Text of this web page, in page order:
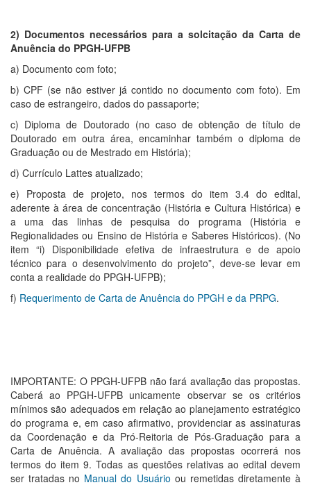
2) Documentos necessários para a solcitação da Carta de
Anuência do PPGH-UFPB
a) Documento com foto;
b) CPF (se não estiver já contido no documento com foto). Em
caso de estrangeiro, dados do passaporte;
c) Diploma de Doutorado (no caso de obtenção de título de
Doutorado em outra área, encaminhar também o diploma de
Graduação ou de Mestrado em História);
d) Currículo Lattes atualizado;
e) Proposta de projeto, nos termos do item 3.4 do edital,
aderente à área de concentração (História e Cultura Histórica) e
a uma das linhas de pesquisa do programa (História e
Regionalidades ou Ensino de História e Saberes Históricos). (No
item “i) Disponibilidade efetiva de infraestrutura e de apoio
técnico para o desenvolvimento do projeto”, deve-se levar em
conta a realidade do PPGH-UFPB);
f) Requerimento de Carta de Anuência do PPGH e da PRPG.
IMPORTANTE: O PPGH-UFPB não fará avaliação das propostas.
Caberá ao PPGH-UFPB unicamente observar se os critérios
mínimos são adequados em relação ao planejamento estratégico
do programa e, em caso afirmativo, providenciar as assinaturas
da Coordenação e da Pró-Reitoria de Pós-Graduação para a
Carta de Anuência. A avaliação das propostas ocorrerá nos
termos do item 9. Todas as questões relativas ao edital devem
ser tratadas no Manual do Usuário ou remetidas diretamente à